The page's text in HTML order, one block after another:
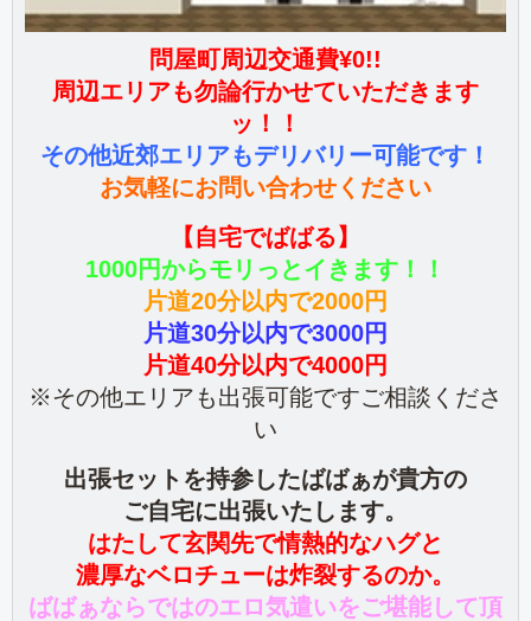
問屋町周辺交通費¥0!!
周辺エリアも勿論行かせていただきます
ッ！！
その他近郊エリアもデリバリー可能です！
お気軽にお問い合わせください
【自宅でばばる】
1000円からモリっとイきます！！
片道20分以内で2000円
片道30分以内で3000円
片道40分以内で4000円
※その他エリアも出張可能ですご相談くださ
い
出張セットを持参したばばぁが貴方の
ご自宅に出張いたします。
はたして玄関先で情熱的なハグと
濃厚なベロチューは炸裂するのか。
ばばぁならではのエロ気遣いをご堪能して頂